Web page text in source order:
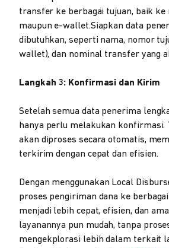
transfer ke berbagai tujuan, baik ke
maupun e-wallet.Siapkan data
dibutuhkan, seperti nama, nomor
wallet), dan nominal transfer yang
Langkah 3: Konfirmasi dan Kirim
Setelah semua data penerima
hanya perlu melakukan konfirmasi.
akan diproses secara otomatis,
terkirim dengan cepat dan efisien.
Dengan menggunakan Local
proses pengiriman dana ke
menjadi lebih cepat, efisien, dan
layanannya pun mudah, tanpa
mengekplorasi lebih dalam terkait